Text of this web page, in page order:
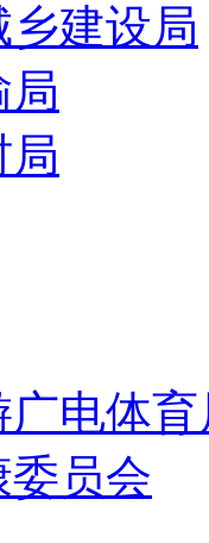
建设局
电体育
员会